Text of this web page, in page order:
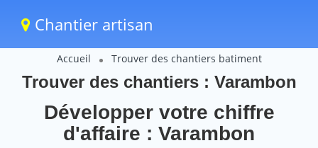
Chantier artisan
Accueil Trouver des chantiers batiment
Trouver des chantiers : Varambon
Développer votre chiffre
d'affaire : Varambon